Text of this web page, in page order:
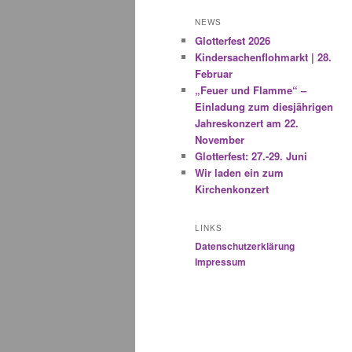
NEWS
Glotterfest 2026
Kindersachenflohmarkt | 28.
Februar
„Feuer und Flamme“ –
Einladung zum diesjährigen
Jahreskonzert am 22.
November
Glotterfest: 27.-29. Juni
Wir laden ein zum
Kirchenkonzert
LINKS
Datenschutzerklärung
Impressum